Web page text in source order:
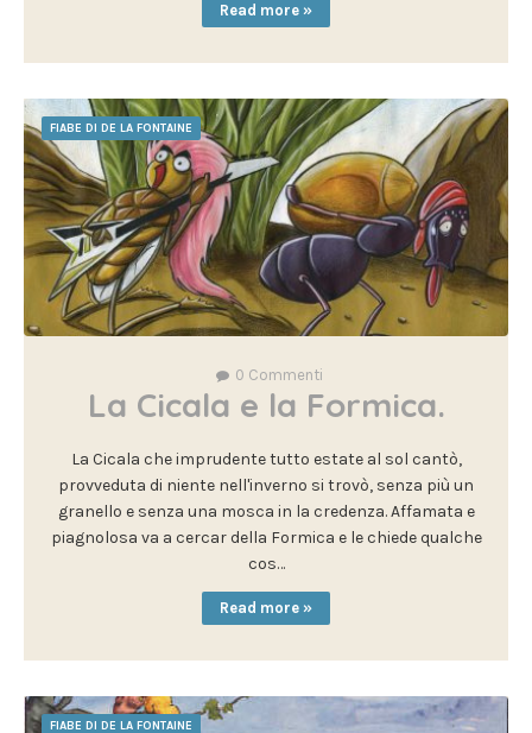
Read more »
FIABE DI DE LA FONTAINE
0 Commenti
La Cicala e la Formica.
La Cicala che imprudente tutto estate al sol cantò,
provveduta di niente nell'inverno si trovò, senza più un
granello e senza una mosca in la credenza. Affamata e
piagnolosa va a cercar della Formica e le chiede qualche
cos…
Read more »
FIABE DI DE LA FONTAINE